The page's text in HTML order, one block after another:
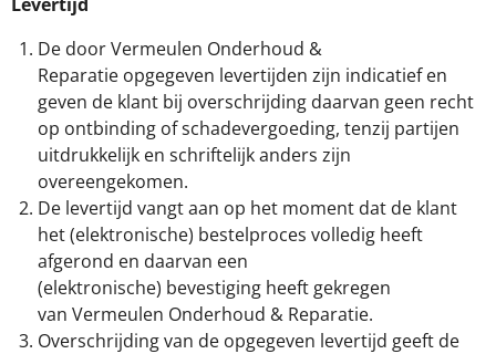
De door Vermeulen Onderhoud &
Reparatie opgegeven levertijden zijn indicatief en
geven de klant bij overschrijding daarvan geen recht
op ontbinding of schadevergoeding, tenzij partijen
uitdrukkelijk en schriftelijk anders zijn
overeengekomen.
De levertijd vangt aan op het moment dat de klant
het (elektronische) bestelproces volledig heeft
afgerond en daarvan een
(elektronische) bevestiging heeft gekregen
van Vermeulen Onderhoud & Reparatie.
Overschrijding van de opgegeven levertijd geeft de